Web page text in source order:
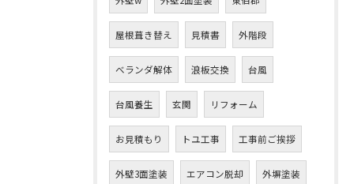
屋根葺き替え 見積書 外階段
ベランダ解体 浪板交換 台風
台風養生 玄関 リフォーム
お見積もり トユ工事 工事前ご挨拶
外壁3面塗装 エアコン脱却 外塀塗装